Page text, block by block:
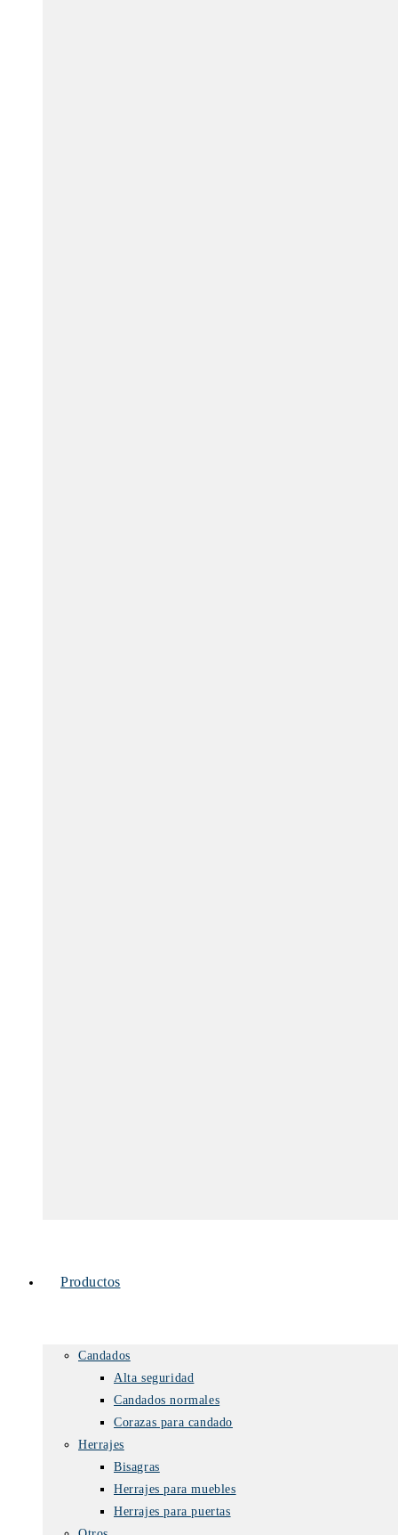
Productos
Candados
Alta seguridad
Candados normales
Corazas para candado
Herrajes
Bisagras
Herrajes para muebles
Herrajes para puertas